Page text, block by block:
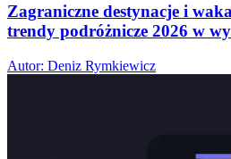
Zagraniczne destynacje i
trendy podróżnicze 2026 w
Autor: Deniz Rymkiewicz